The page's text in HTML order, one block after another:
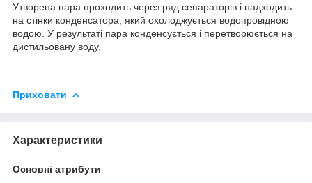
Утворена пара проходить через ряд сепараторів і надходить
на стінки конденсатора, який охолоджується водопровідною
водою. У результаті пара конденсується і перетворюється на
дистильовану воду.
Приховати
Характеристики
Основні атрибути